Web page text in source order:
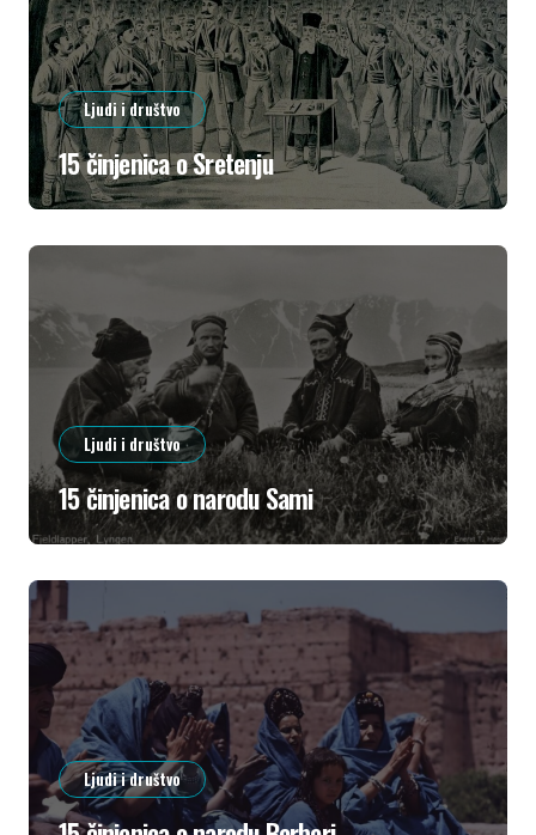
Ljudi i društvo
15 činjenica o Sretenju
Ljudi i društvo
15 činjenica o narodu Sami
Ljudi i društvo